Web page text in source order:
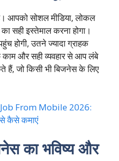
आपको सोशल मीडिया, लोकल
सही इस्तेमाल करना होगा।
होगी, उतने ज्यादा ग्राहक
और सही व्यवहार से आप लंबे
जो किसी भी बिजनेस के लिए
From Mobile 2026:
कैसे कमाएं
का भविष्य और